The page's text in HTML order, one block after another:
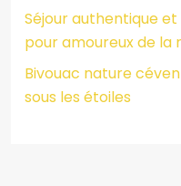
Séjour authentique
pour amoureux de la
Bivouac nature
sous les étoiles